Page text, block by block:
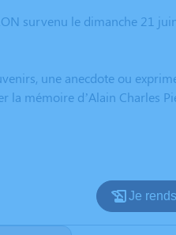
survenu le dimanche 21
une anecdote ou
la mémoire d’Alain Charles
Je